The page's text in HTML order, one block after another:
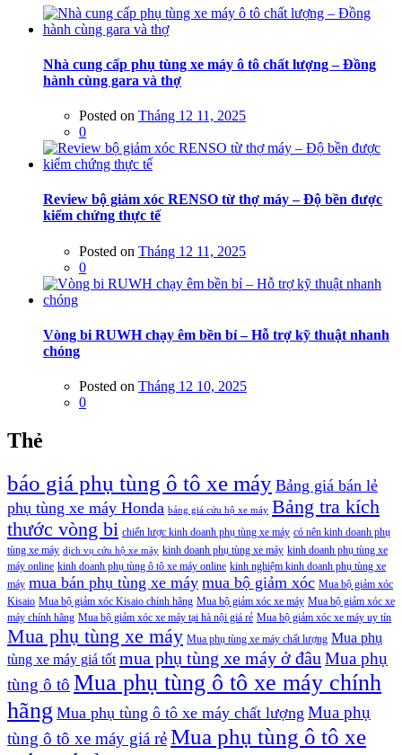
Nhà cung cấp phụ tùng xe máy ô tô chất lượng – Đồng
hành cùng gara và thợ
Posted on Tháng 12 11, 2025
0
Review bộ giảm xóc RENSO từ thợ máy – Độ bền được
kiểm chứng thực tế
Posted on Tháng 12 11, 2025
0
Vòng bi RUWH chạy êm bền bỉ – Hỗ trợ kỹ thuật nhanh
chóng
Posted on Tháng 12 10, 2025
0
Thẻ
báo giá phụ tùng ô tô xe máy Bảng giá bán lẻ
phụ tùng xe máy Honda bảng giá cứu hộ xe máy Bảng tra kích
thước vòng bi chiến lược kinh doanh phụ tùng xe máy có nên kinh doanh phụ
tùng xe máy dịch vụ cứu hộ xe máy kinh doanh phụ tùng xe máy kinh doanh phụ tùng xe
máy online kinh doanh phụ tùng ô tô xe máy online kinh nghiệm kinh doanh phụ tùng xe
máy mua bán phụ tùng xe máy mua bộ giảm xóc Mua bộ giảm xóc
Kisaio Mua bộ giảm xóc Kisaio chính hãng Mua bộ giảm xóc xe máy Mua bộ giảm xóc xe
máy chính hãng Mua bộ giảm xóc xe máy tại hà nội giá rẻ Mua bộ giảm xóc xe máy uy tín
Mua phụ tùng xe máy Mua phụ tùng xe máy chất lượng Mua phụ
tùng xe máy giá tốt mua phụ tùng xe máy ở đâu Mua phụ
tùng ô tô Mua phụ tùng ô tô xe máy chính
hãng Mua phụ tùng ô tô xe máy chất lượng Mua phụ
tùng ô tô xe máy giá rẻMua phụ tùng ô tô xe